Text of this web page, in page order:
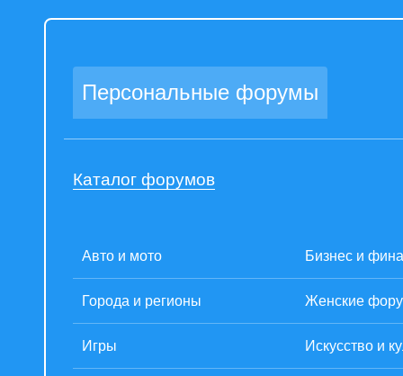
Персональные форумы
Каталог форумов
Авто и мото Бизнес и
Города и регионы Женские
Игры Искусство и